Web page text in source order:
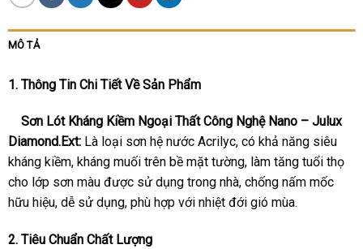
MÔ TẢ
1. Thông Tin Chi Tiết Về Sản Phẩm
Sơn Lót Kháng Kiềm Ngoại Thất Công Nghệ Nano – Julux
Diamond.Ext:Là loại sơn hệ nước Acrilyc, có khả năng siêu
kháng kiềm, kháng muối trên bề mặt tường, làm tăng tuổi thọ
cho lớp sơn màu được sử dụng trong nhà, chống nấm mốc
hữu hiệu, dễ sử dụng, phù hợp với nhiệt đới gió mùa.
2. Tiêu Chuẩn Chất Lượng